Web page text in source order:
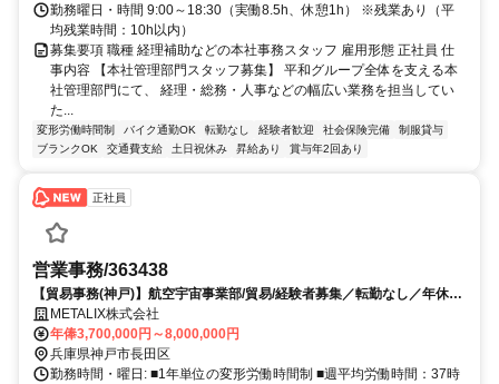
勤務曜日・時間 9:00～18:30（実働8.5h、休憩1h） ※残業あり（平
均残業時間：10h以内）
募集要項 職種 経理補助などの本社事務スタッフ 雇用形態 正社員 仕
事内容 【本社管理部門スタッフ募集】 平和グループ全体を支える本
社管理部門にて、 経理・総務・人事などの幅広い業務を担当してい
た...
変形労働時間制 バイク通勤OK 転勤なし 経験者歓迎 社会保険完備
制服貸与
ブランクOK
交通費支給 土日祝休み 昇給あり 賞与年2回あり
正社員
営業事務/363438
【貿易事務(神戸)】航空宇宙事業部/貿易/経験者募集／転勤なし／年休
125日METALIX株式会社
年俸3,700,000円～8,000,000円
兵庫県神戸市長田区
勤務時間・曜日: ■1年単位の変形労働時間制 ■週平均労働時間：37時